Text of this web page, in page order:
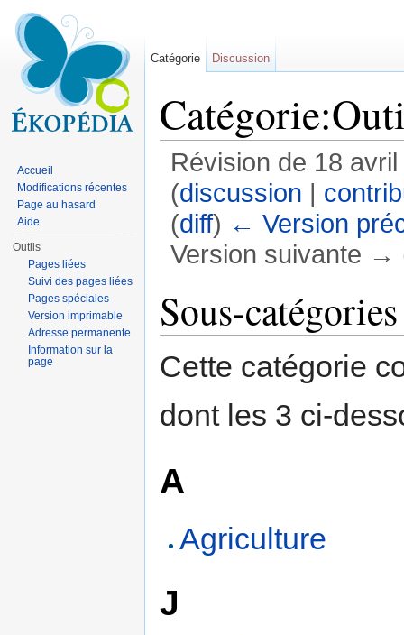
Révision de 18
(discussion |
(diff) ← Version
Version suivante →
Sous-catégories
Cette catégorie
dont les 3 ci-
A
Agriculture
J
Catégorie Discussion
Accueil
Modifications récentes
Page au hasard
Aide
Outils
Pages liées
Suivi des pages liées
Pages spéciales
Version imprimable
Adresse permanente
Information sur la
page